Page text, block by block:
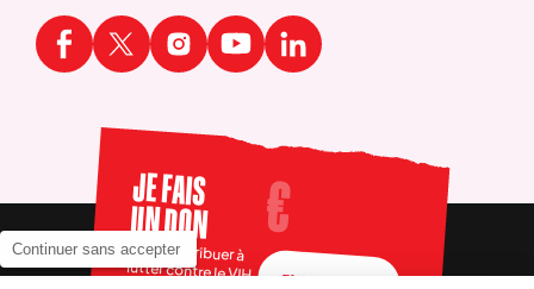
Continuer sans accepter
JE FAIS
UN DON
Pour contribuer à
lutter contre le VIH FAIRE UN DON